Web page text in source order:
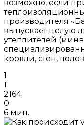
возможно, если
производителя
выпускает целую
утеплителей
кровли, стен,
1
1
2164
0
6 мин.